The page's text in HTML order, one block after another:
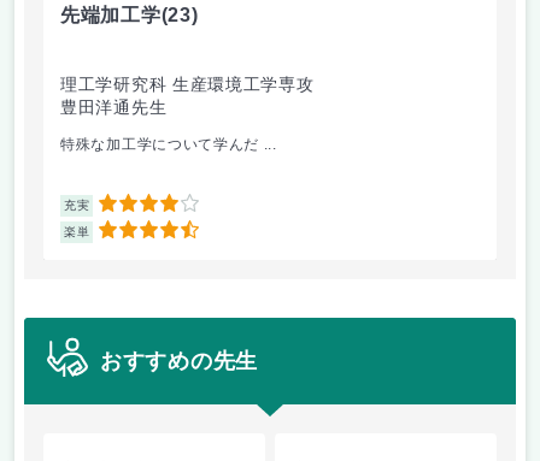
先端加工学(23)
理工学研究科 生産環境工学専攻
豊田洋通先生
特殊な加工学について学んだ ...
充実 4
楽単 4.5
おすすめの先生